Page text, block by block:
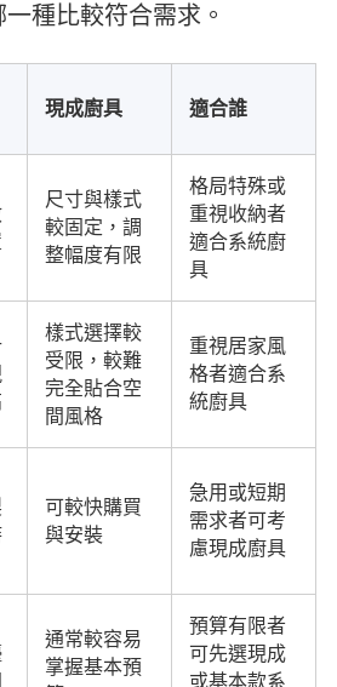
種比較符合需求。
現成廚具 適合誰
尺寸與樣式
較固定，調
整幅度有限
格局特殊或
重視收納者
適合系統廚
具
樣式選擇較
受限，較難
完全貼合空
間風格
重視居家風
格者適合系
統廚具
可較快購買
與安裝
急用或短期
需求者可考
慮現成廚具
通常較容易
掌握基本預
預算有限者
可先選現成
或基本款系